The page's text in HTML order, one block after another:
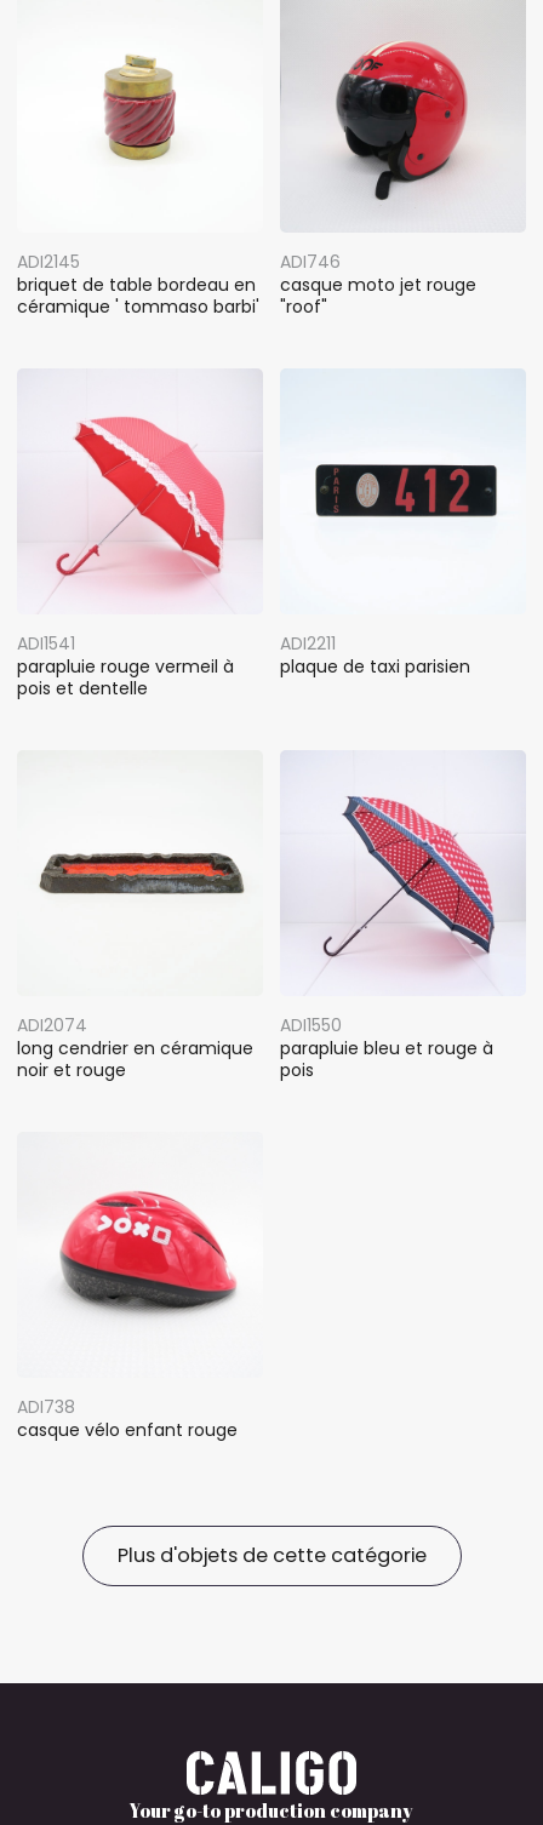
ADI2145
briquet de table bordeau en
céramique ' tommaso barbi'
ADI746
casque moto jet rouge
"roof"
ADI1541
parapluie rouge vermeil à
pois et dentelle
ADI2211
plaque de taxi parisien
ADI2074
long cendrier en céramique
noir et rouge
ADI1550
parapluie bleu et rouge à
pois
ADI738
casque vélo enfant rouge
Plus d'objets de cette catégorie
Your go-to production company